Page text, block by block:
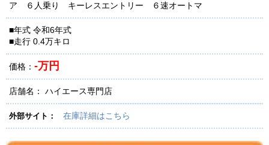
ア ６人乗り キーレスエントリー ６速オートマ
■年式 令和6年式
■走行 0.4万キロ
価格： -万円
店舗名： ハイエース専門店
外部サイト： 在庫詳細はこちら